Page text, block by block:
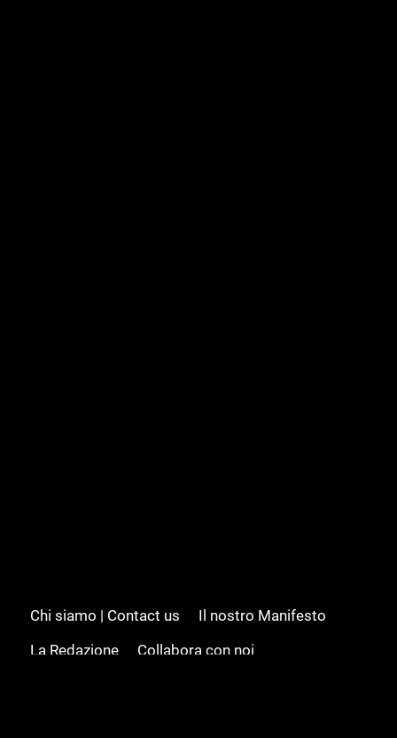
Chi siamo | Contact us
Il nostro Manifesto
La Redazione
Collabora con noi